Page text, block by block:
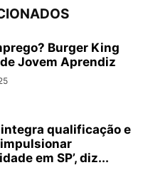
Burger King
Jovem Aprendiz
integra qualificação e
em SP’, diz...